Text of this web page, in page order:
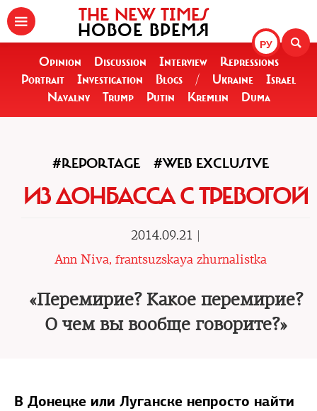
РУ
THE NEW TIMES
НОВОЕ ВРЕМЯ
Opinion Discussion Interview
Repressions
Portrait
Investigation Blogs / Ukraine
Israel
Navalny
Trump Putin Kremlin Duma
#REPORTAGE #WEB EXCLUSIVE
ИЗ ДОНБАССА С ТРЕВОГОЙ
2014.09.21 |
Ann Niva, frantsuzskaya zhurnalistka
«Перемирие? Какое перемирие?
О чем вы вообще говорите?»
В Донецке или Луганске непросто найти